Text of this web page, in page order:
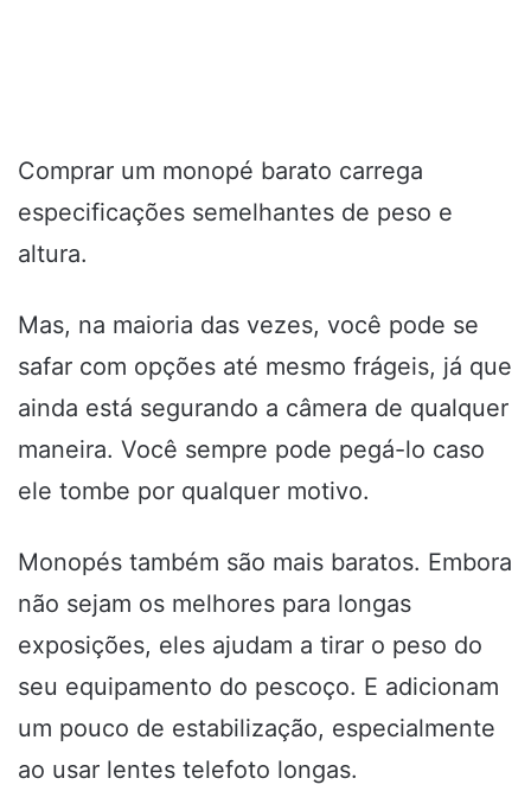
Comprar um monopé barato carrega
especificações semelhantes de peso e
altura.
Mas, na maioria das vezes, você pode se
safar com opções até mesmo frágeis, já que
ainda está segurando a câmera de qualquer
maneira. Você sempre pode pegá-lo caso
ele tombe por qualquer motivo.
Monopés também são mais baratos. Embora
não sejam os melhores para longas
exposições, eles ajudam a tirar o peso do
seu equipamento do pescoço. E adicionam
um pouco de estabilização, especialmente
ao usar lentes telefoto longas.